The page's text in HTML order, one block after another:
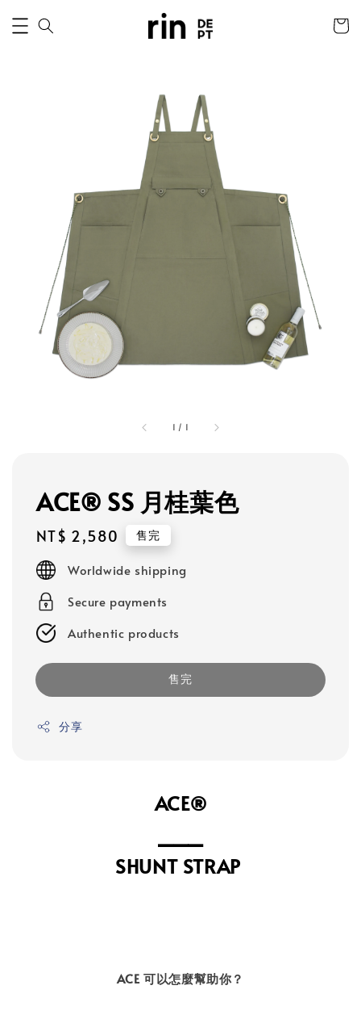
1 / 1
ACE® SS 月桂葉色
Regular
price
NT$ 2,580 售完
Worldwide shipping
Secure payments
Authentic products
售完
分享
ACE®
⁣SHUNT STRAP
ACE 可以怎麼幫助你？